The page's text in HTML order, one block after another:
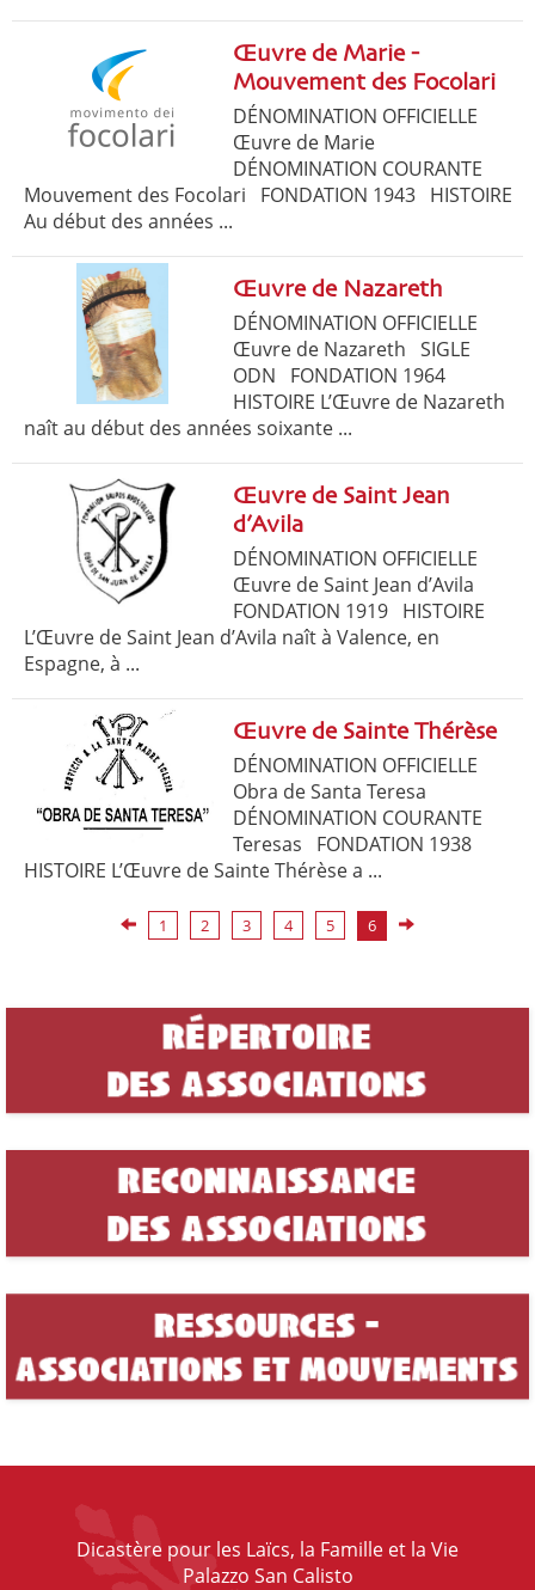
Œuvre de Marie -
Mouvement des Focolari
DÉNOMINATION OFFICIELLE
Œuvre de Marie
DÉNOMINATION COURANTE
Mouvement des Focolari FONDATION 1943 HISTOIRE
Au début des années ...
Œuvre de Nazareth
DÉNOMINATION OFFICIELLE
Œuvre de Nazareth SIGLE
ODN FONDATION 1964
HISTOIRE L’Œuvre de Nazareth
naît au début des années soixante ...
Œuvre de Saint Jean
d’Avila
DÉNOMINATION OFFICIELLE
Œuvre de Saint Jean d’Avila
FONDATION 1919 HISTOIRE
L’Œuvre de Saint Jean d’Avila naît à Valence, en
Espagne, à ...
Œuvre de Sainte Thérèse
DÉNOMINATION OFFICIELLE
Obra de Santa Teresa
DÉNOMINATION COURANTE
Teresas FONDATION 1938
HISTOIRE L’Œuvre de Sainte Thérèse a ...
1 2 3 4 5 6
Dicastère pour les Laïcs, la Famille et la Vie
Palazzo San Calisto